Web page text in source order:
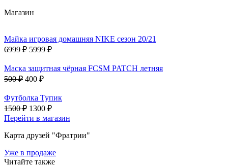
Магазин
Майка игровая домашняя NIKE сезон 20/21
6999 ₽ 5999 ₽
Маска защитная чёрная FCSM PATCH летняя
500 ₽ 400 ₽
Футболка Тупик
1500 ₽ 1300 ₽
Перейти в магазин
Карта друзей "Фратрии"
Уже в продаже
Читайте также